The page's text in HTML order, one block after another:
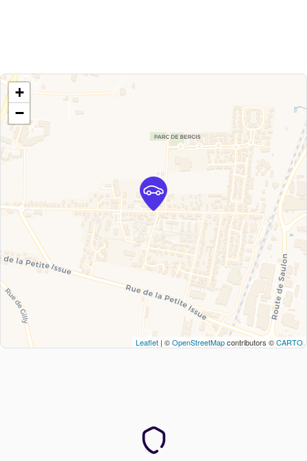
+
−
Leaflet | ©OpenStreetMapcontributors ©CARTO